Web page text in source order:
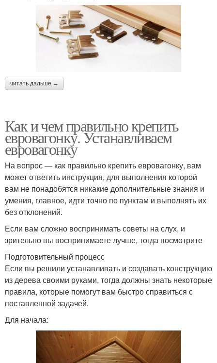
читать дальше →
Как и чем правильно крепить
евровагонку. Устанавливаем
евровагонку
На вопрос — как правильно крепить евровагонку, вам
может ответить инструкция, для выполнения которой
вам не понадобятся никакие дополнительные знания и
умения, главное, идти точно по пунктам и выполнять их
без отклонений.
Если вам сложно воспринимать советы на слух, и
зрительно вы воспринимаете лучше, тогда посмотрите
Подготовительный процесс
Если вы решили устанавливать и создавать конструкцию
из дерева своими руками, тогда должны знать некоторые
правила, которые помогут вам быстро справиться с
поставленной задачей.
Для начала: